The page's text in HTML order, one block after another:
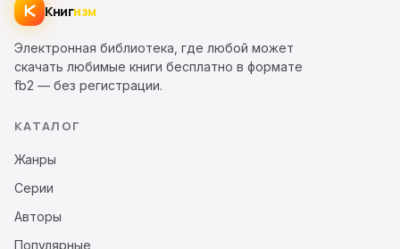
Книгизм
Электронная библиотека, где любой может
скачать любимые книги бесплатно в формате
fb2 — без регистрации.
КАТАЛОГ
Жанры
Серии
Авторы
Популярные